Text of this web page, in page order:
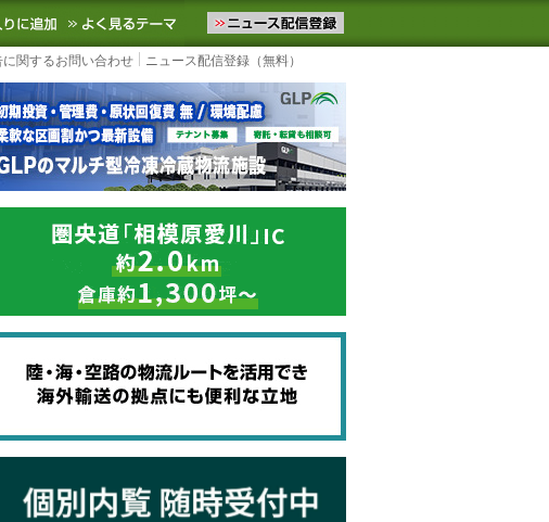
物流ニュースをお届けします。物流ニュースメール配信を登録す
お気に入りに追加 よく見るテーマ
に関するお問い合わせ ニュース配信登録（無料）